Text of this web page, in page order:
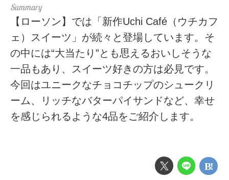
【ローソン】では「新作Uchi Café（ウチカフ
ェ）スイーツ」が続々と登場しています。そ
の中には“大当たり”とも思えるおいしそうな
一品もあり、スイーツ好きの方は必見です。
今回はユニークなチョコチップのシュークリ
ーム、リッチなバターパイサンドなど、幸せ
を感じられるような4品をご紹介します。